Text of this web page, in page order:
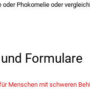
oder Phokomelie oder ver
Formulare
Menschen mit schweren